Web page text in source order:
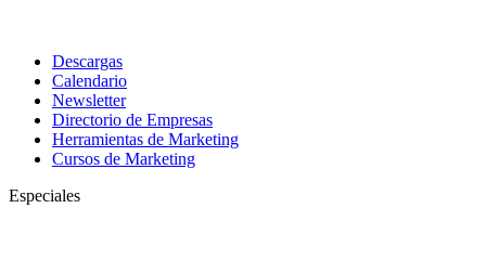
Descargas
Calendario
Newsletter
Directorio de Empresas
Herramientas de Marketing
Cursos de Marketing
Especiales